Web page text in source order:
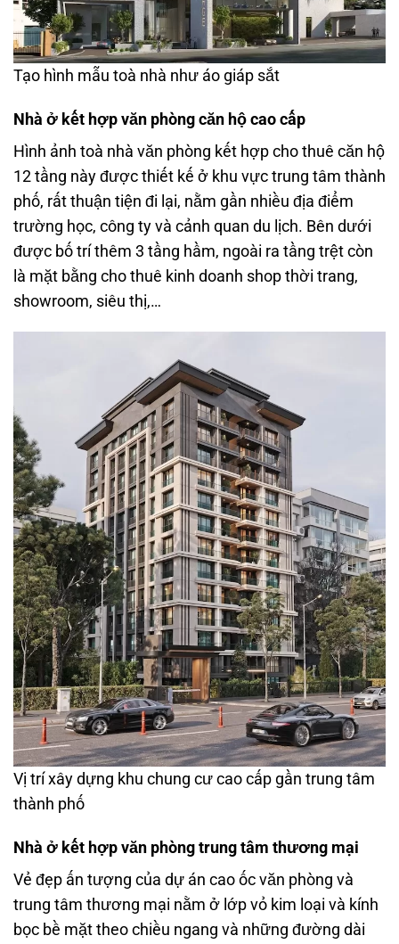
Tạo hình mẫu toà nhà như áo giáp sắt
Nhà ở kết hợp văn phòng căn hộ cao cấp
Hình ảnh toà nhà văn phòng kết hợp cho thuê căn hộ
12 tầng này được thiết kế ở khu vực trung tâm thành
phố, rất thuận tiện đi lại, nằm gần nhiều địa điểm
trường học, công ty và cảnh quan du lịch. Bên dưới
được bố trí thêm 3 tầng hầm, ngoài ra tầng trệt còn
là mặt bằng cho thuê kinh doanh shop thời trang,
showroom, siêu thị,…
Vị trí xây dựng khu chung cư cao cấp gần trung tâm
thành phố
Nhà ở kết hợp văn phòng trung tâm thương mại
Vẻ đẹp ấn tượng của dự án cao ốc văn phòng và
trung tâm thương mại nằm ở lớp vỏ kim loại và kính
bọc bề mặt theo chiều ngang và những đường dài